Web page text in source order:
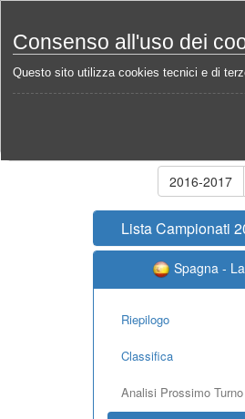
Consenso all'uso dei
Questo sito utilizza cookies tecnici e di
Home Campionati
2016-2017
Lista Campionati
Spagna -
Riepilogo
Classifica
Analisi Prossimo Turno